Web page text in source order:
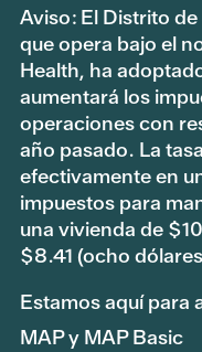
Aviso: El Distrito
que opera bajo el
Health, ha
aumentará los
operaciones con
año pasado. La
efectivamente en
impuestos para
una vivienda de
$8.41 (ocho
Estamos aquí para
MAP y MAP Basic